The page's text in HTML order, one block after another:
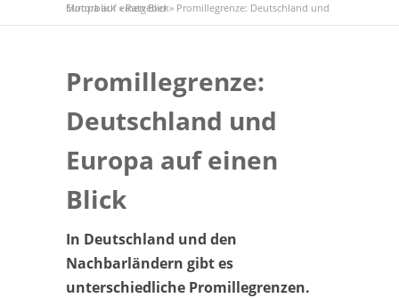
Motorblick»Ratgeber»
Promillegrenze: Deutschland und Europa auf einen Blick
Promillegrenze:
Deutschland und
Europa auf einen
Blick
In Deutschland und den
Nachbarländern gibt es
unterschiedliche Promillegrenzen.